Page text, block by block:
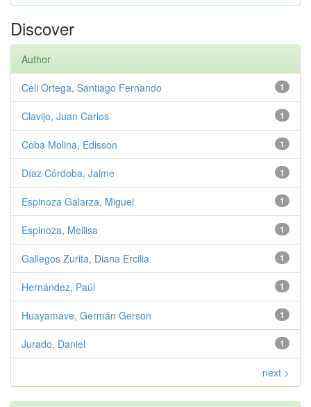
Discover
Author
1
Celi Ortega, Santiago Fernando
1
Clavijo, Juan Carlos
1
Coba Molina, Edisson
1
Díaz Córdoba, Jaime
1
Espinoza Galarza, Miguel
1
Espinoza, Mellisa
1
Gallegos Zurita, Diana Ercilia
1
Hernández, Paúl
1
Huayamave, Germán Gerson
1
Jurado, Daniel
next >